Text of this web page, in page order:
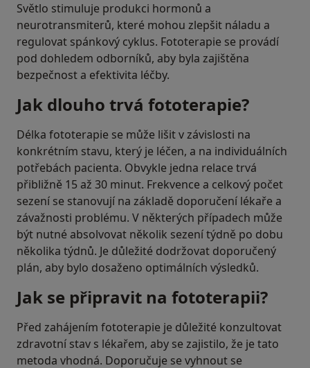
Světlo stimuluje produkci hormonů a
neurotransmiterů, které mohou zlepšit náladu a
regulovat spánkový cyklus. Fototerapie se provádí
pod dohledem odborníků, aby byla zajištěna
bezpečnost a efektivita léčby.
Jak dlouho trvá fototerapie?
Délka fototerapie se může lišit v závislosti na
konkrétním stavu, který je léčen, a na individuálních
potřebách pacienta. Obvykle jedna relace trvá
přibližně 15 až 30 minut. Frekvence a celkový počet
sezení se stanovují na základě doporučení lékaře a
závažnosti problému. V některých případech může
být nutné absolvovat několik sezení týdně po dobu
několika týdnů. Je důležité dodržovat doporučený
plán, aby bylo dosaženo optimálních výsledků.
Jak se připravit na fototerapii?
Před zahájením fototerapie je důležité konzultovat
zdravotní stav s lékařem, aby se zajistilo, že je tato
metoda vhodná. Doporučuje se vyhnout se